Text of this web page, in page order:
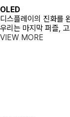
OLED
디스플레이의 진화를
우리는 마지막 퍼즐,
VIEW MORE